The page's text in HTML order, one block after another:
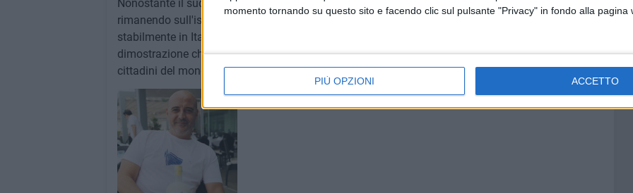
momento tornando su questo sito e facendo clic sul pulsante "Privacy" in fondo alla pagina
PIÙ OPZIONI ACCETTO
Nonostante il successo e il legame mai reciso con la sua terra,Giulianoguarda al futuro
rimanendo sull'isola che lo ha adottato: al momento, infatti, non ha intenzione di rientrare
stabilmente in Italia. Per la comunità di Andria, la sua resta una storia di riscatto e orgoglio: la
dimostrazione che il "saper fare" pugliese non ha confini e che, con il sacrificio, si può diventare
cittadini del mondo restando, nel cuore, profondamente legati a casa.